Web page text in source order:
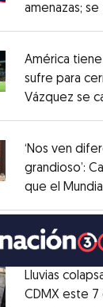
window
amenazas;
window
América tiene
sufre para
Vázquez se
window
‘Nos ven
grandioso’:
que el
Lluvias
CDMX este